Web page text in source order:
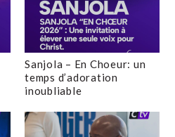
Sanjola – En Choeur: un
temps d’adoration
inoubliable